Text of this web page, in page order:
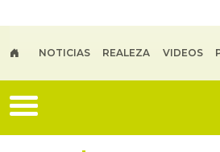
NOTICIAS REALEZA VIDEOS